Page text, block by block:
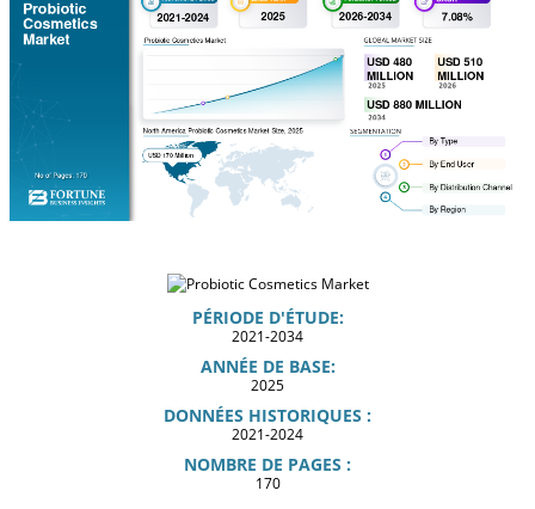
PÉRIODE D'ÉTUDE:
2021-2034
ANNÉE DE BASE:
2025
DONNÉES HISTORIQUES :
2021-2024
NOMBRE DE PAGES :
170